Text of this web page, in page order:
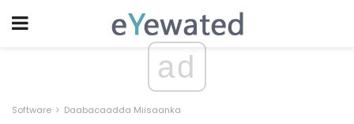
ad
Software Daabacaadda Miisaanka